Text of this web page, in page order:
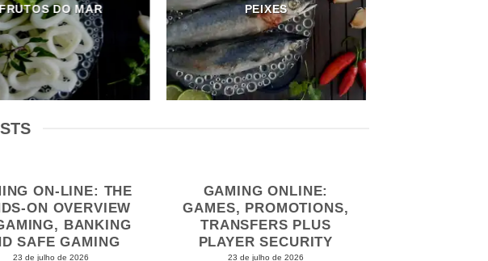
DO MAR PEIXES
ON-LINE: THE
ON OVERVIEW
BANKING
SAFE GAMING
23 de julho de 2026
GAMING ONLINE:
GAMES, PROMOTIONS,
TRANSFERS PLUS
PLAYER SECURITY
23 de julho de 2026